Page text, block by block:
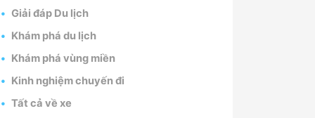
Giải đáp Du lịch
Khám phá du lịch
Khám phá vùng miền
Kinh nghiệm chuyến đi
Tất cả về xe